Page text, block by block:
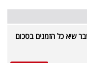
שיא כל הזמנים בסכום